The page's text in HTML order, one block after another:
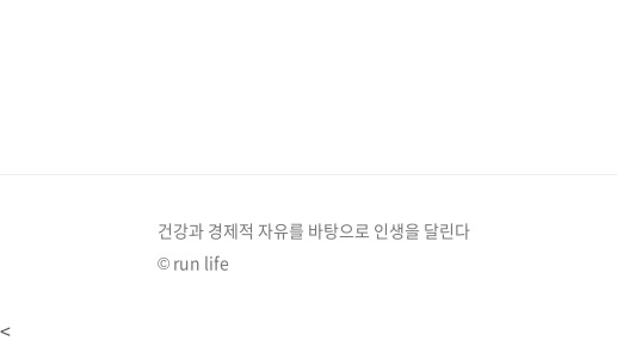
건강과 경제적 자유를 바탕으로 인생을 달린다
© run life
<